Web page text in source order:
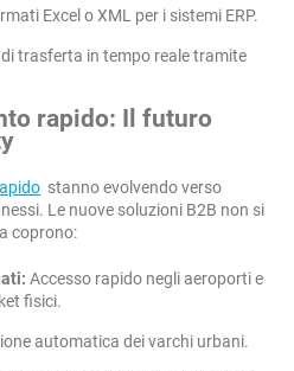
Excel o XML per i sistemi ERP.
trasferta in tempo reale tramite
rapido: Il futuro
stanno evolvendo verso
Le nuove soluzioni B2B non si
coprono:
Accesso rapido negli aeroporti e
fisici.
automatica dei varchi urbani.